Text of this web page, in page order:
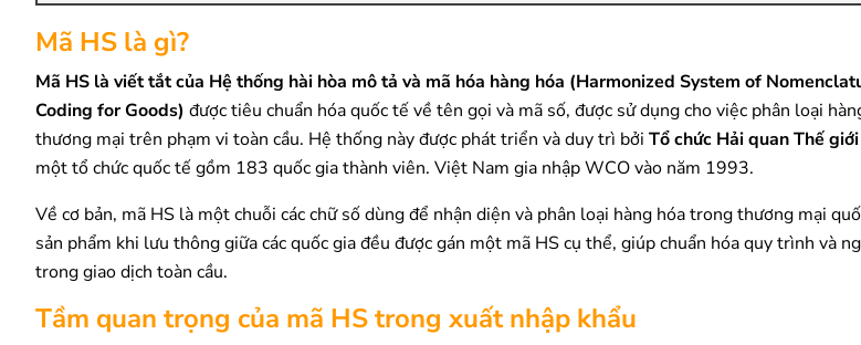
Mã HS là gì?
Mã HS là viết tắt của Hệ thống hài hòa mô tả và mã hóa hàng hóa (Harmonized System of
Coding for Goods) được tiêu chuẩn hóa quốc tế về tên gọi và mã số, được sử dụng cho việc phân loại
thương mại trên phạm vi toàn cầu. Hệ thống này được phát triển và duy trì bởi Tổ chức Hải quan Thế
một tổ chức quốc tế gồm 183 quốc gia thành viên. Việt Nam gia nhập WCO vào năm 1993.
Về cơ bản, mã HS là một chuỗi các chữ số dùng để nhận diện và phân loại hàng hóa trong thương mại
sản phẩm khi lưu thông giữa các quốc gia đều được gán một mã HS cụ thể, giúp chuẩn hóa quy trình và
trong giao dịch toàn cầu.
Tầm quan trọng của mã HS trong xuất nhập khẩu